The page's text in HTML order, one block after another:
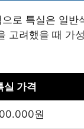
로 특실은 일반
고려했을 때 가
실 가격
원